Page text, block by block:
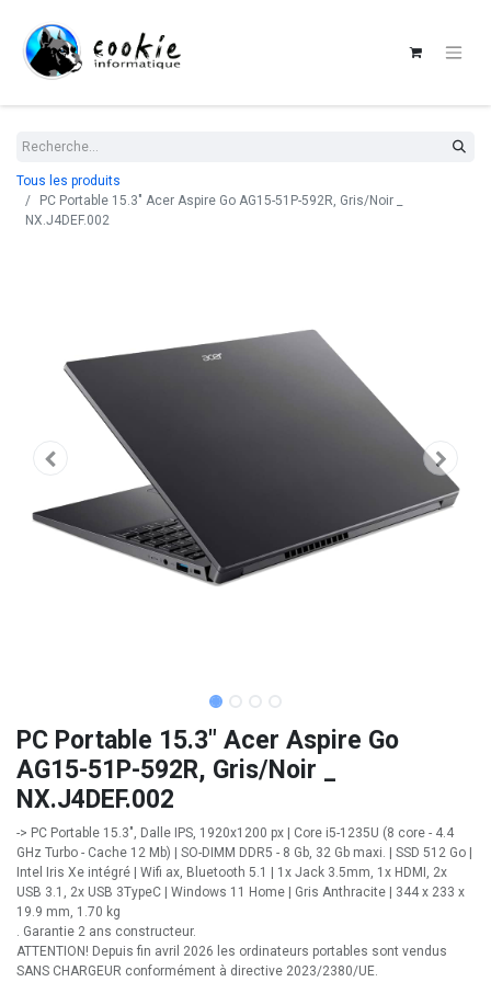
Tous les produits
PC Portable 15.3" Acer Aspire Go AG15-51P-592R, Gris/Noir _
NX.J4DEF.002
PC Portable 15.3" Acer Aspire Go
AG15-51P-592R, Gris/Noir _
NX.J4DEF.002
-> PC Portable 15.3", Dalle IPS, 1920x1200 px | Core i5-1235U (8 core - 4.4
GHz Turbo - Cache 12 Mb) | SO-DIMM DDR5 - 8 Gb, 32 Gb maxi. | SSD 512 Go |
Intel Iris Xe intégré | Wifi ax, Bluetooth 5.1 | 1x Jack 3.5mm, 1x HDMI, 2x
USB 3.1, 2x USB 3TypeC | Windows 11 Home | Gris Anthracite | 344 x 233 x
19.9 mm, 1.70 kg
. Garantie 2 ans constructeur.
ATTENTION! Depuis fin avril 2026 les ordinateurs portables sont vendus
SANS CHARGEUR conformément à directive 2023/2380/UE.